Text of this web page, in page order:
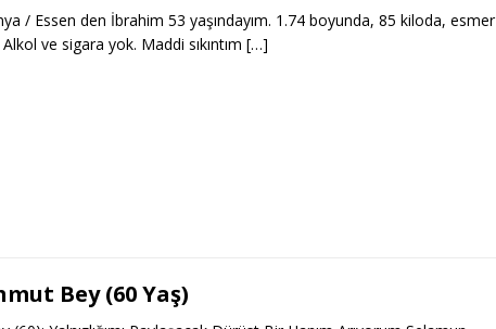
/ Essen den İbrahim 53 yaşındayım. 1.74 boyunda, 85 kiloda, esmer
ve sigara yok. Maddi sıkıntım […]
Bey (60 Yaş)